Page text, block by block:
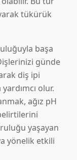
tükürük
başa
günde
diş ipi
olur.
ağız pH
yaşayan
yönelik etkili